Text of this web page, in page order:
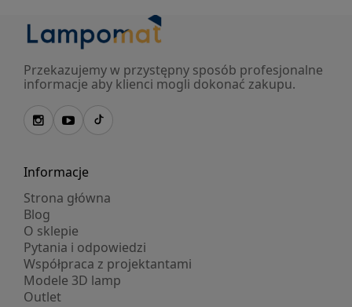
Przekazujemy w przystępny sposób profesjonalne
informacje aby klienci mogli dokonać zakupu.
Informacje
Strona główna
Blog
O sklepie
Pytania i odpowiedzi
Współpraca z projektantami
Modele 3D lamp
Outlet